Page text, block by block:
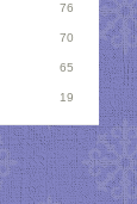
76
70
65
19